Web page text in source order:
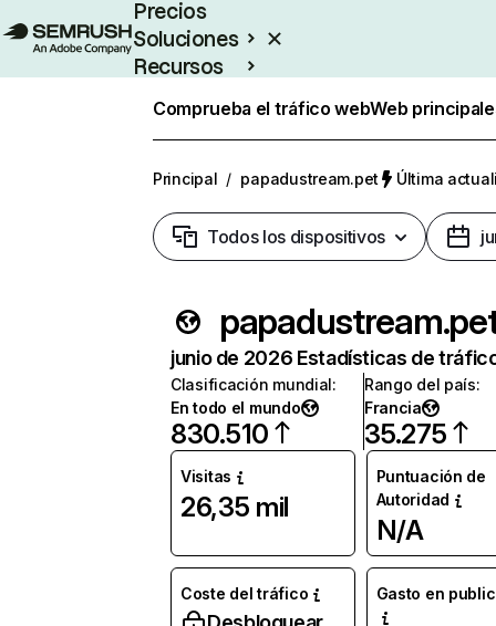
Precios
Soluciones
Recursos
Comprueba el tráfico webWeb
Principal / papadustream.pet Última
Todos los dispositivos
junio de 2026 Estadísticas de
Clasificación mundial:
En todo el mundo
830.510
Rango del país:
Francia
35.275
Visitas
26,35 mil
Puntuación de
Autoridad
N/A
Coste del tráfico Gasto en